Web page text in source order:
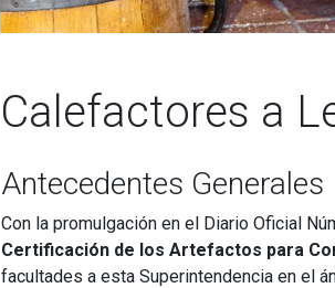
Calefactores a
Antecedentes Generales
Con la promulgación en el Diario Oficial
Certificación de los Artefactos para
facultades a esta Superintendencia en el